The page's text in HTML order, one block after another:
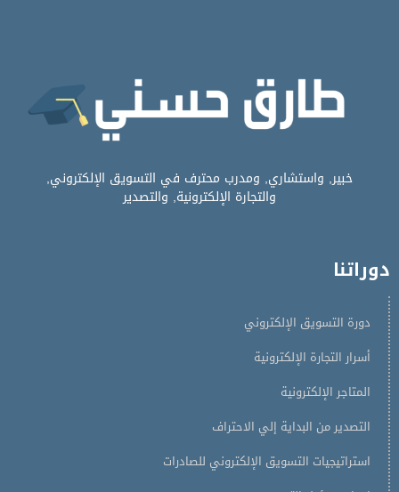
خبير, واستشاري, ومدرب محترف في التسويق الإلكتروني,
والتجارة الإلكترونية, والتصدير
دوراتنا
دورة التسويق الإلكتروني
أسرار التجارة الإلكترونية
المتاجر الإلكترونية
التصدير من البداية إلي الاحتراف
استراتيجيات التسويق الإلكتروني للصادرات